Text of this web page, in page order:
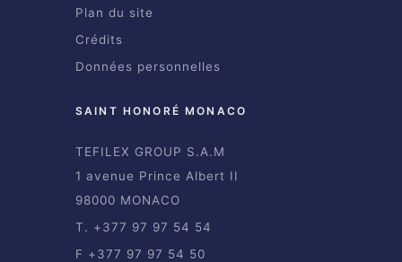
Plan du site
Crédits
Données personnelles
SAINT HONORÉ MONACO
TEFILEX GROUP S.A.M
1 avenue Prince Albert II
98000 MONACO
T. +377 97 97 54 54
F +377 97 97 54 50